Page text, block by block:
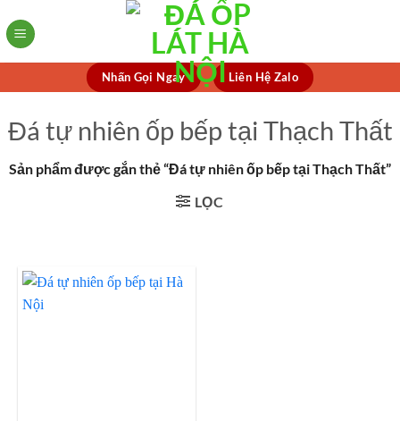
to
Nhấn Gọi Ngay Liên Hệ Zalo
Đá tự nhiên ốp bếp tại Thạch Thất
Sản phẩm được gắn thẻ “Đá tự nhiên ốp bếp tại Thạch Thất”
LỌC